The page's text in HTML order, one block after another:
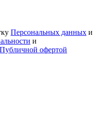
Персональных данных и
и
Публичной офертой